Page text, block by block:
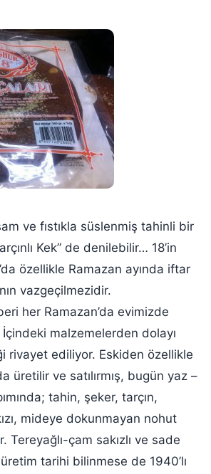
ve fıstıkla süslenmiş tahinli bir
Kek” de denilebilir… 18’in
özellikle Ramazan ayında iftar
vazgeçilmezidir.
her Ramazan’da evimizde
malzemelerden dolayı
rivayet ediliyor. Eskiden özellikle
üretilir ve satılırmış, bugün yaz –
tahin, şeker, tarçın,
mideye dokunmayan nohut
Tereyağlı-çam sakızlı ve sade
tarihi bilinmese de 1940’lı